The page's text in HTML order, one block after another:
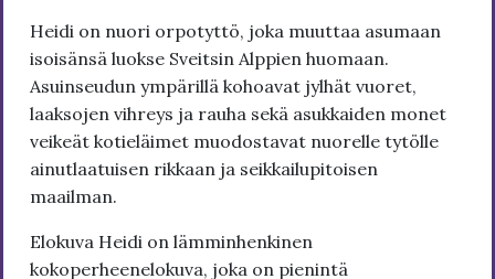
Heidi on nuori orpotyttö, joka muuttaa asumaan
isoisänsä luokse Sveitsin Alppien huomaan.
Asuinseudun ympärillä kohoavat jylhät vuoret,
laaksojen vihreys ja rauha sekä asukkaiden monet
veikeät kotieläimet muodostavat nuorelle tytölle
ainutlaatuisen rikkaan ja seikkailupitoisen
maailman.
Elokuva Heidi on lämminhenkinen
kokoperheenelokuva, joka on pienintä